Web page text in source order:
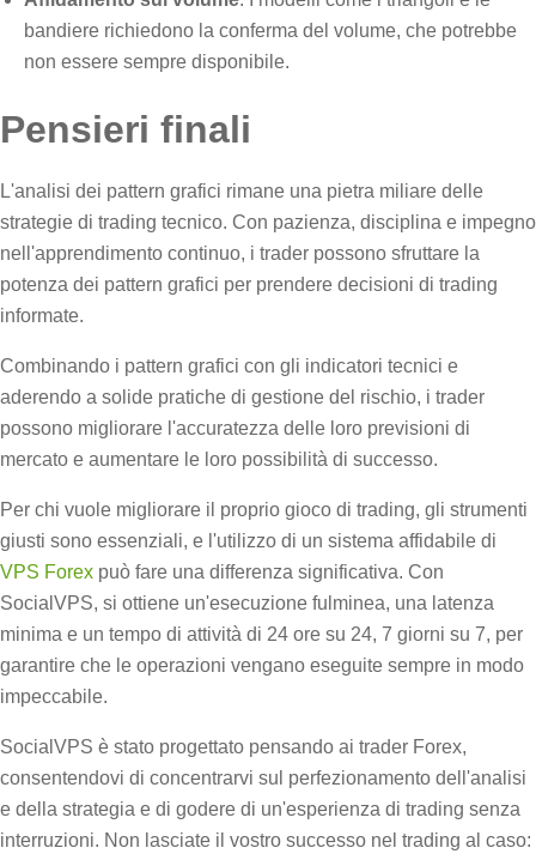
bandiere richiedono la conferma del volume, che potrebbe
non essere sempre disponibile.
Pensieri finali
L'analisi dei pattern grafici rimane una pietra miliare delle
strategie di trading tecnico. Con pazienza, disciplina e impegno
nell'apprendimento continuo, i trader possono sfruttare la
potenza dei pattern grafici per prendere decisioni di trading
informate.
Combinando i pattern grafici con gli indicatori tecnici e
aderendo a solide pratiche di gestione del rischio, i trader
possono migliorare l'accuratezza delle loro previsioni di
mercato e aumentare le loro possibilità di successo.
Per chi vuole migliorare il proprio gioco di trading, gli strumenti
giusti sono essenziali, e l'utilizzo di un sistema affidabile di
VPS Forex può fare una differenza significativa. Con
SocialVPS, si ottiene un'esecuzione fulminea, una latenza
minima e un tempo di attività di 24 ore su 24, 7 giorni su 7, per
garantire che le operazioni vengano eseguite sempre in modo
impeccabile.
SocialVPS è stato progettato pensando ai trader Forex,
consentendovi di concentrarvi sul perfezionamento dell'analisi
e della strategia e di godere di un'esperienza di trading senza
interruzioni. Non lasciate il vostro successo nel trading al caso: